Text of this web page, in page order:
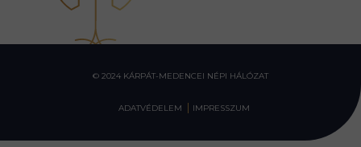
© 2024 KÁRPÁT-MEDENCEI NÉPI HÁLÓZAT
ADATVÉDELEM IMPRESSZUM